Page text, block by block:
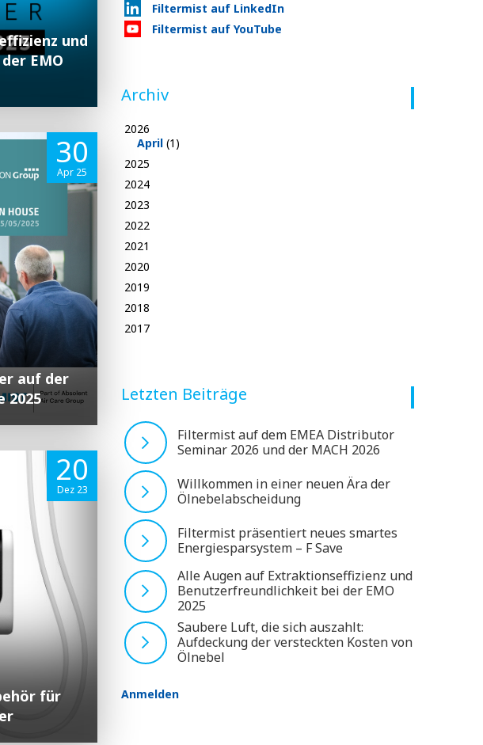
und
EMO
auf der
2025
30
Apr 25
für
20
Dez 23
Filtermist auf LinkedIn
Filtermist auf YouTube
Archiv
2026
April(1)
2025
2024
2023
2022
2021
2020
2019
2018
2017
Letzten Beiträge
Filtermist auf dem EMEA Distributor
Seminar 2026 und der MACH 2026
Willkommen in einer neuen Ära der
Ölnebelabscheidung
Filtermist präsentiert neues smartes
Energiesparsystem – F Save
Alle Augen auf Extraktionseffizienz und
Benutzerfreundlichkeit bei der EMO
2025
Saubere Luft, die sich auszahlt:
Aufdeckung der versteckten Kosten von
Ölnebel
Anmelden